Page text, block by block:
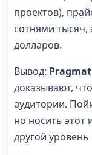
проектов),
сотнями
долларов.
Вывод:
доказывают,
аудитории.
но носить этот
другой уровень